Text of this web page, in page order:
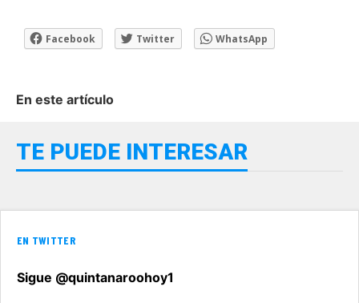
Facebook Twitter WhatsApp
En este artículo
TE PUEDE INTERESAR
EN TWITTER
Sigue @quintanaroohoy1